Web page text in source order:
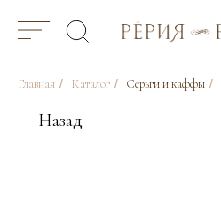
Главная / Каталог / Серьги и каффы /
Назад